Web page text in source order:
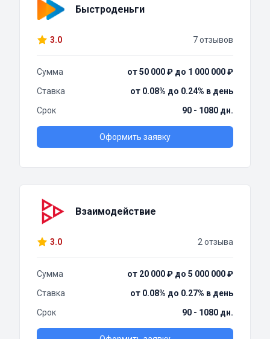
Быстроденьги
3.0 7 отзывов
Сумма
от 50 000 ₽ до 1 000 000 ₽
Ставка
от 0.08% до 0.24% в день
Срок
90 - 1080 дн.
Оформить заявку
Взаимодействие
3.0 2 отзыва
Сумма
от 20 000 ₽ до 5 000 000 ₽
Ставка
от 0.08% до 0.27% в день
Срок
90 - 1080 дн.